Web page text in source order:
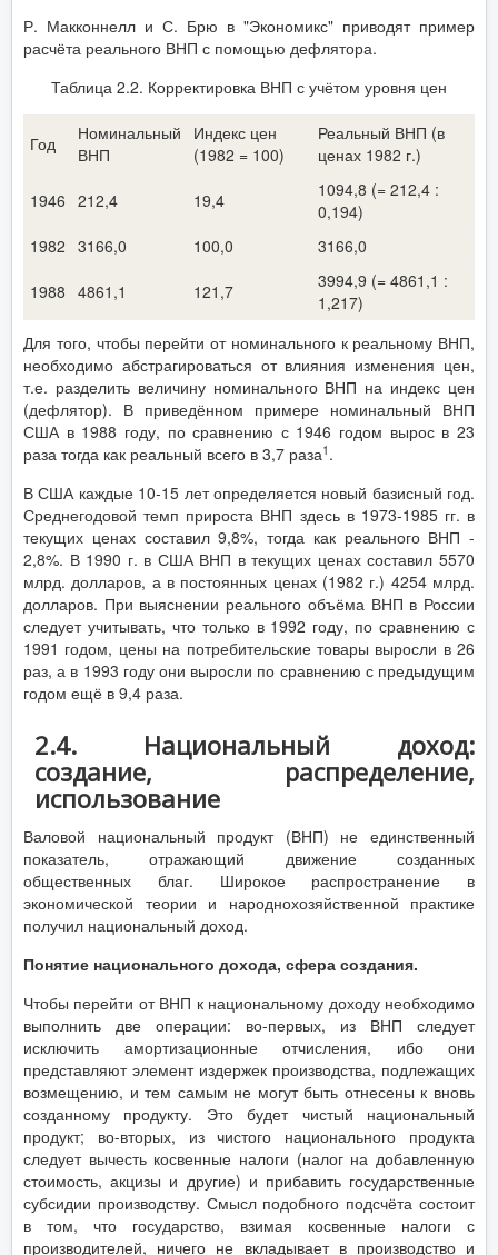
Р. Макконнелл и С. Брю в "Экономикс" приводят пример
расчёта реального ВНП с помощью дефлятора.
Таблица 2.2. Корректировка ВНП с учётом уровня цен
Год
Номинальный
ВНП
Индекс цен
(1982 = 100)
Реальный ВНП (в
ценах 1982 г.)
1946 212,4 19,4
1094,8 (= 212,4 :
0,194)
1982 3166,0 100,0 3166,0
1988 4861,1 121,7
3994,9 (= 4861,1 :
1,217)
Для того, чтобы перейти от номинального к реальному ВНП,
необходимо абстрагироваться от влияния изменения цен,
т.е. разделить величину номинального ВНП на индекс цен
(дефлятор). В приведённом примере номинальный ВНП
США в 1988 году, по сравнению с 1946 годом вырос в 23
раза тогда как реальный всего в 3,7 раза1 .
В США каждые 10-15 лет определяется новый базисный год.
Среднегодовой темп прироста ВНП здесь в 1973-1985 гг. в
текущих ценах составил 9,8%, тогда как реального ВНП -
2,8%. В 1990 г. в США ВНП в текущих ценах составил 5570
млрд. долларов, а в постоянных ценах (1982 г.) 4254 млрд.
долларов. При выяснении реального объёма ВНП в России
следует учитывать, что только в 1992 году, по сравнению с
1991 годом, цены на потребительские товары выросли в 26
раз, а в 1993 году они выросли по сравнению с предыдущим
годом ещё в 9,4 раза.
2.4. Национальный доход:
создание, распределение,
использование
Валовой национальный продукт (ВНП) не единственный
показатель, отражающий движение созданных
общественных благ. Широкое распространение в
экономической теории и народнохозяйственной практике
получил национальный доход.
Понятие национального дохода, сфера создания.
Чтобы перейти от ВНП к национальному доходу необходимо
выполнить две операции: во-первых, из ВНП следует
исключить амортизационные отчисления, ибо они
представляют элемент издержек производства, подлежащих
возмещению, и тем самым не могут быть отнесены к вновь
созданному продукту. Это будет чистый национальный
продукт; во-вторых, из чистого национального продукта
следует вычесть косвенные налоги (налог на добавленную
стоимость, акцизы и другие) и прибавить государственные
субсидии производству. Смысл подобного подсчёта состоит
в том, что государство, взимая косвенные налоги с
производителей, ничего не вкладывает в производство и